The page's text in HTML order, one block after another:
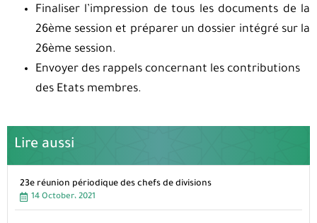
Finaliser l’impression de tous les documents de la
26ème session et préparer un dossier intégré sur la
26ème session.
Envoyer des rappels concernant les contributions
des Etats membres.
Lire aussi
23e réunion périodique des chefs de divisions
14 October، 2021